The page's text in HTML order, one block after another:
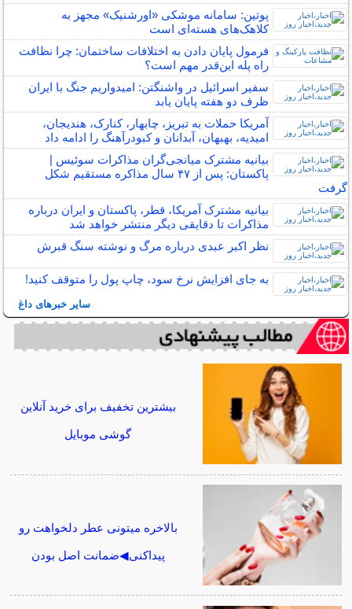
پوتین: سامانه موشکی «اورشنیک» مجهز به
کلاهک‌های هسته‌ای است
فرمول پایان دادن به اختلافات ساختمان: چرا نظافت
راه پله این‌قدر مهم است؟
سفیر اسرائیل در واشنگتن: امیدواریم جنگ با ایران
ظرف دو هفته پایان یابد
آمریکا حملات به تبریز، چابهار، کنارک، هندیجان،
امیدیه، بهبهان، آبدانان و کبودرآهنگ را ادامه داد
بیانیه مشترک میانجی‌گران مذاکرات سوئیس |
پاکستان: پس از ۴۷ سال مذاکره مستقیم شکل
گرفت
بیانیه مشترک آمریکا، قطر، پاکستان و ایران درباره
مذاکرات تا دقایقی دیگر منتشر خواهد شد
نظر اکبر عبدی درباره مرگ و نوشته‌ سنگ قبرش
به جای افزایش نرخ سود، چاپ پول را متوقف کنید!
سایر خبرهای داغ
بیشترین تخفیف برای خرید آنلاین
گوشی موبایل
بالاخره میتونی عطر دلخواهت رو
پیداکنی◀ضمانت اصل بودن